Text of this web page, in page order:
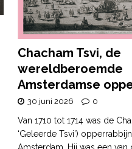
Chacham Tsvi, de
wereldberoemde
Amsterdamse
30 juni 2026 0
Van 1710 tot 1714 was de
‘Geleerde Tsvi’)